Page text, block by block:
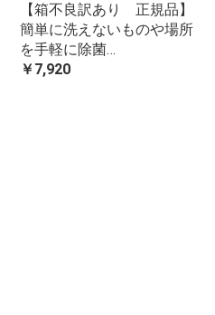
【箱不良訳あり 正規品】
簡単に洗えないものや場所
を手軽に除菌…
￥7,920